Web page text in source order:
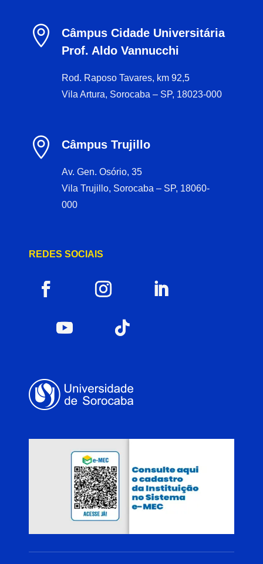

Câmpus Cidade Universitária
Prof. Aldo Vannucchi
Rod. Raposo Tavares, km 92,5
Vila Artura, Sorocaba – SP, 18023-000
 Câmpus Trujillo
Av. Gen. Osório, 35
Vila Trujillo, Sorocaba – SP, 18060-
000
REDES SOCIAIS